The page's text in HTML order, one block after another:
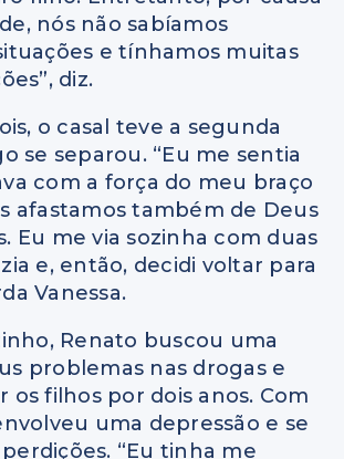
nós não sabíamos
e tínhamos muitas
diz.
o casal teve a segunda
se separou. “Eu me sentia
com a força do meu braço
afastamos também de Deus
Eu me via sozinha com duas
e, então, decidi voltar para
Vanessa.
Renato buscou uma
problemas nas drogas e
os filhos por dois anos. Com
uma depressão e se
“Eu tinha me